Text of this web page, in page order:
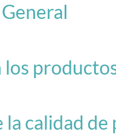
calidad